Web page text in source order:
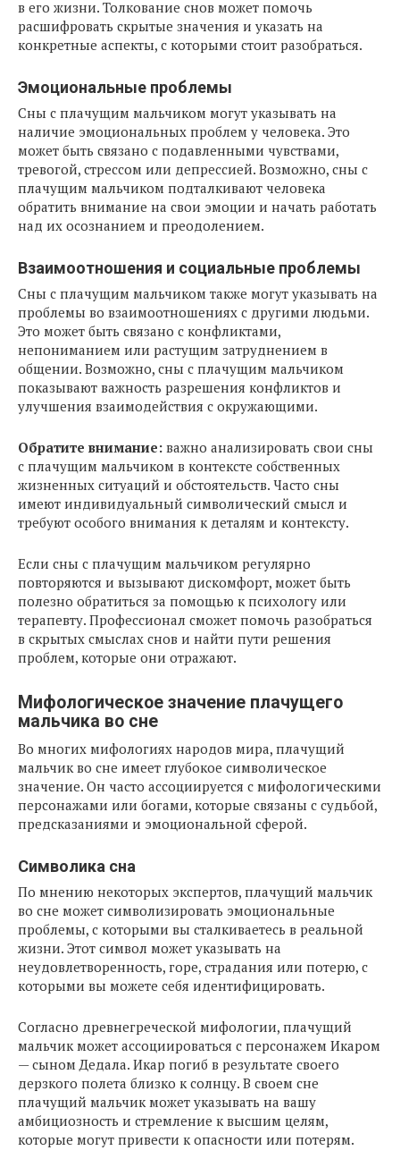
в его жизни. Толкование снов может помочь
расшифровать скрытые значения и указать на
конкретные аспекты, с которыми стоит разобраться.
Эмоциональные проблемы
Сны с плачущим мальчиком могут указывать на
наличие эмоциональных проблем у человека. Это
может быть связано с подавленными чувствами,
тревогой, стрессом или депрессией. Возможно, сны с
плачущим мальчиком подталкивают человека
обратить внимание на свои эмоции и начать работать
над их осознанием и преодолением.
Взаимоотношения и социальные проблемы
Сны с плачущим мальчиком также могут указывать на
проблемы во взаимоотношениях с другими людьми.
Это может быть связано с конфликтами,
непониманием или растущим затруднением в
общении. Возможно, сны с плачущим мальчиком
показывают важность разрешения конфликтов и
улучшения взаимодействия с окружающими.
Обратите внимание: важно анализировать свои сны
с плачущим мальчиком в контексте собственных
жизненных ситуаций и обстоятельств. Часто сны
имеют индивидуальный символический смысл и
требуют особого внимания к деталям и контексту.
Если сны с плачущим мальчиком регулярно
повторяются и вызывают дискомфорт, может быть
полезно обратиться за помощью к психологу или
терапевту. Профессионал сможет помочь разобраться
в скрытых смыслах снов и найти пути решения
проблем, которые они отражают.
Мифологическое значение плачущего
мальчика во сне
Во многих мифологиях народов мира, плачущий
мальчик во сне имеет глубокое символическое
значение. Он часто ассоциируется с мифологическими
персонажами или богами, которые связаны с судьбой,
предсказаниями и эмоциональной сферой.
Символика сна
По мнению некоторых экспертов, плачущий мальчик
во сне может символизировать эмоциональные
проблемы, с которыми вы сталкиваетесь в реальной
жизни. Этот символ может указывать на
неудовлетворенность, горе, страдания или потерю, с
которыми вы можете себя идентифицировать.
Согласно древнегреческой мифологии, плачущий
мальчик может ассоциироваться с персонажем Икаром
— сыном Дедала. Икар погиб в результате своего
дерзкого полета близко к солнцу. В своем сне
плачущий мальчик может указывать на вашу
амбициозность и стремление к высшим целям,
которые могут привести к опасности или потерям.